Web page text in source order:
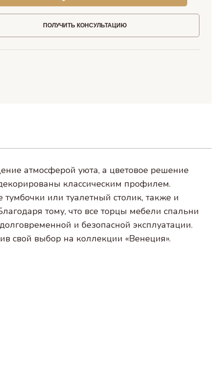
ПОЛУЧИТЬ КОНСУЛЬТАЦИЮ
атмосферой уюта, а цветовое решение
классическим профилем.
или туалетный столик, также и
тому, что все торцы мебели спальни
и безопасной эксплуатации.
свой выбор на коллекции «Венеция».